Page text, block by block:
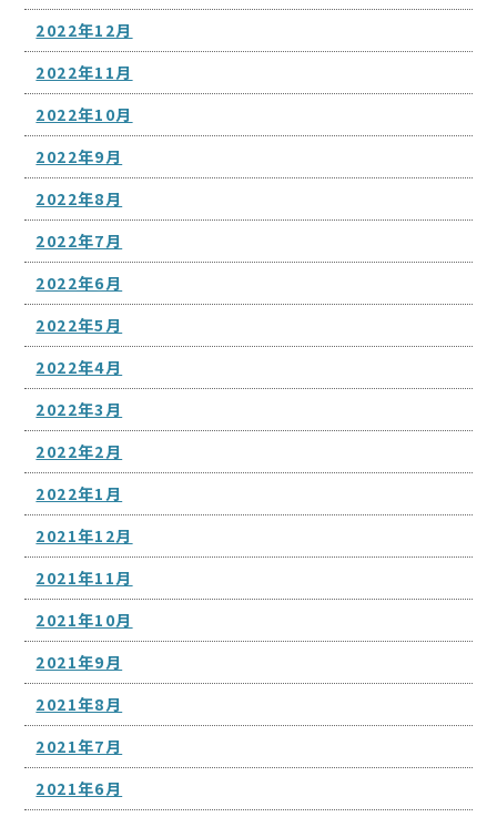
2022年12月
2022年11月
2022年10月
2022年9月
2022年8月
2022年7月
2022年6月
2022年5月
2022年4月
2022年3月
2022年2月
2022年1月
2021年12月
2021年11月
2021年10月
2021年9月
2021年8月
2021年7月
2021年6月